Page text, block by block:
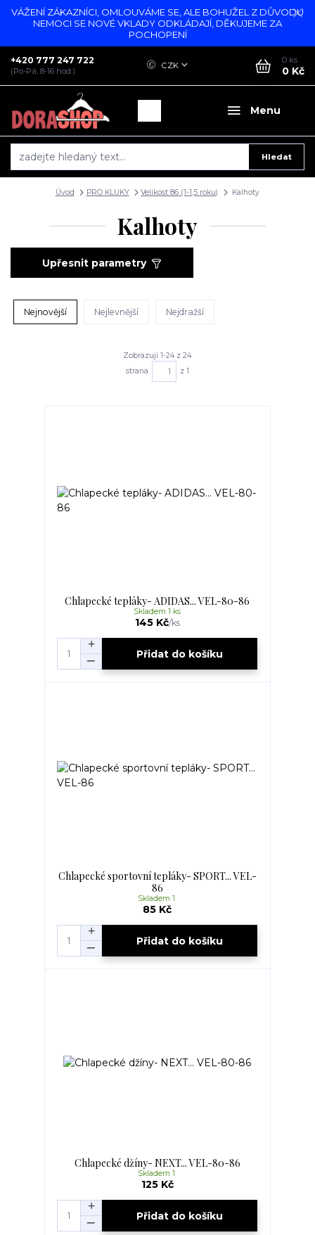
VÁŽENÍ ZÁKAZNÍCI, OMLOUVÁME SE, ALE BOHUŽEL Z DŮVODU
NEMOCI SE NOVÉ VKLADY ODKLÁDAJÍ, DĚKUJEME ZA
POCHOPENÍ
Menu
CZK
Hledat
+420 777 247 722
(Po-Pá, 8-16 hod.)
0 ks
0 Kč
Úvod PRO KLUKY Velikost 86 (1-1,5 roku) Kalhoty
Kalhoty
Upřesnit parametry
Nejnovější Nejlevnější Nejdražší
Zobrazuji 1-24 z 24
strana
z 1
Chlapecké tepláky- ADIDAS... VEL-80-86
145 Kč/ks
Skladem 1 ks
Přidat do košíku
Chlapecké sportovní tepláky- SPORT... VEL-
86
85 Kč
Skladem 1
Přidat do košíku
Chlapecké džíny- NEXT... VEL-80-86
125 Kč
Skladem 1
Přidat do košíku